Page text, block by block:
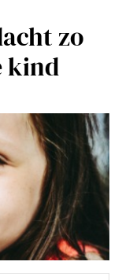
zo
kind